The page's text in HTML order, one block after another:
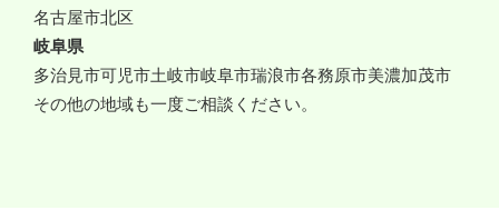
名古屋市北区
岐阜県
多治見市可児市土岐市岐阜市瑞浪市各務原市美濃加茂市
その他の地域も一度ご相談ください。